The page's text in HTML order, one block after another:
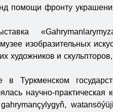
помощи фронту
изобразительных
художников и
в Туркменском
научно-